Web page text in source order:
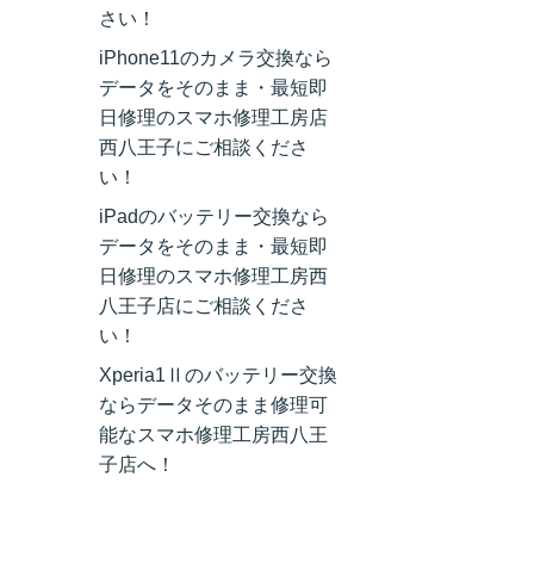
さい！
iPhone11のカメラ交換なら
データをそのまま・最短即
日修理のスマホ修理工房店
西八王子にご相談くださ
い！
iPadのバッテリー交換なら
データをそのまま・最短即
日修理のスマホ修理工房西
八王子店にご相談くださ
い！
Xperia1Ⅱのバッテリー交換
ならデータそのまま修理可
能なスマホ修理工房西八王
子店へ！